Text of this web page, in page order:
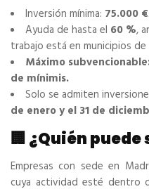
Inversión mínima: 75.000 €
Ayuda de hasta el 60 %,
trabajo está en municipios
Máximo
de mínimis.
Solo se admiten
de enero y el 31 de
🏢 ¿Quién
Empresas con sede en
cuya actividad esté dentro